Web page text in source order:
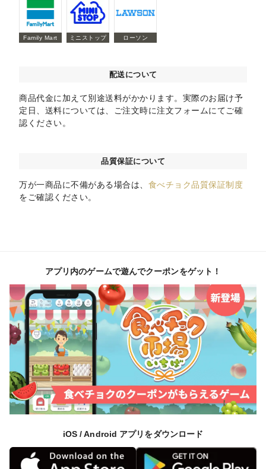
Family Mart ミニストップ ローソン
配送について
商品代金に加えて別途送料がかかります。実際のお届け予
定日、送料については、ご注文時に注文フォームにてご確
認ください。
品質保証について
万が一商品に不備がある場合は、 食べチョク品質保証制度
をご確認ください。
アプリ内のゲームで遊んでクーポンをゲット！
iOS / Android アプリをダウンロード